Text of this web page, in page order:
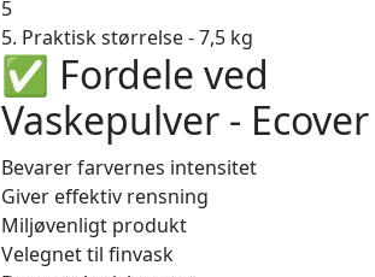
5
5. Praktisk størrelse - 7,5 kg
✅ Fordele ved
Vaskepulver - Ecover
Bevarer farvernes intensitet
Giver effektiv rensning
Miljøvenligt produkt
Velegnet til finvask